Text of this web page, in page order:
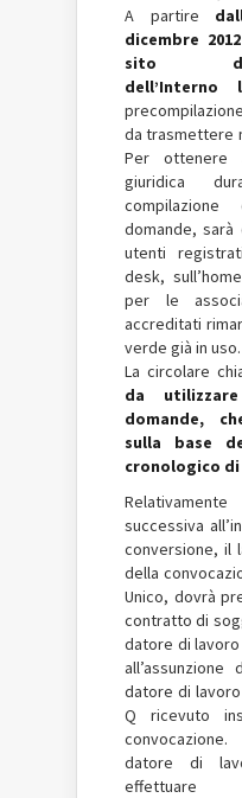
A partire
dicembre
sito
dell’Interno
da trasmettere
Per ottenere
giuridica
domande,
utenti
desk,
per le
accreditati
verde già in uso.
La circolare
da
domande,
sulla base
cronologico
successiva
conversione, il
della
Unico, dovrà
contratto di
datore di
datore di
Q ricevuto
datore di
effettuare